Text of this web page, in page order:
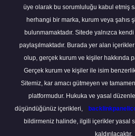
üye olarak bu sorumluluğu kabul etmiş
herhangi bir marka, kurum veya şahıs
bulunmamaktadır. Sitede yalnızca kendi
paylaşılmaktadır. Burada yer alan
olup, gerçek kurum ve kişiler hakkında
Gerçek kurum ve kişiler ile isim
Sitemiz, kar amacı gütmeyen ve
platformudur. Hukuka ve yasal
düşündüğünüz içerikleri,
bildirmeniz halinde, ilgili içerikler yasal
kaldırılacaktır.